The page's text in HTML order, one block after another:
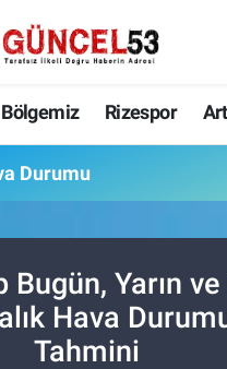
Bölgemiz Rizespor
Durumu
Bugün, Yarın ve
Hava
Tahmini